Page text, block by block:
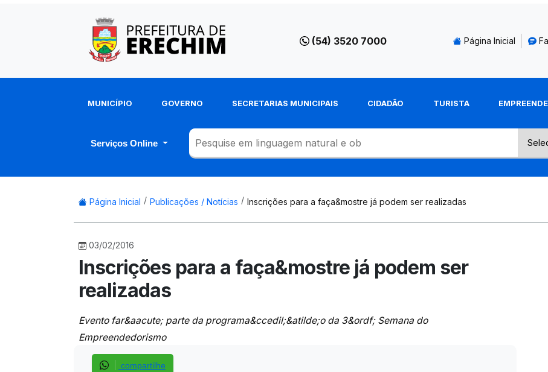
(54) 3520 7000 Página Inicial
MUNICÍPIO GOVERNO SECRETARIAS MUNICIPAIS CIDADÃO TURISTA
Serviços Online
Página Inicial Publicações / Notícias Inscrições para a faça&mostre já podem ser realizadas
03/02/2016
Inscrições para a faça&mostre já podem ser
realizadas
Evento far&aacute; parte da programa&ccedil;&atilde;o da 3&ordf; Semana do
Empreendedorismo
compartilhe